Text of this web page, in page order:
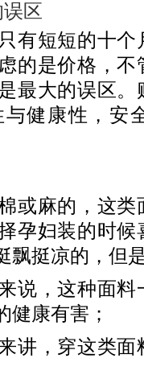
区
短短的十个
的是价格，
最大的误区
健康性，安
麻的，这类
孕妇装的时
飘挺凉的，但
，这种面料
健康有害；
，穿这类面